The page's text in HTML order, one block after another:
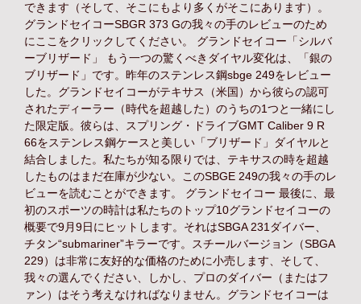
できます（そして、そこにもより多くがそこにあります）。
グランドセイコーSBGR 373 Gの我々の手のレビューのため
にここをクリックしてください。 グランドセイコー「シルバ
ーブリザード」 もう一つの驚くべきダイヤル変化は、「銀の
ブリザード」です。昨年のステンレス鋼sbge 249をレビュー
した。グランドセイコーがテキサス（米国）から彼らの認可
されたディーラー（時代を超越した）のうちの1つと一緒にし
た限定版。彼らは、スプリング・ドライブGMT Caliber 9 R
66をステンレス鋼ケースと美しい「ブリザード」ダイヤルと
結合しました。私たちが知る限りでは、テキサスの時を超越
したものはまだ在庫が少ない。このSBGE 249の我々の手のレ
ビューを読むことができます。 グランドセイコー 最後に、最
初のスポーツの時計は私たちのトップ10グランドセイコーの
概要で9月9日にヒットします。それはSBGA 231ダイバー、
チタン“submariner”キラーです。スチールバージョン（SBGA
229）は非常に友好的な価格のために小売します、そして、
我々の選んでください、しかし、プロのダイバー（またはフ
ァン）はそう考えなければなりません。グランドセイコーは